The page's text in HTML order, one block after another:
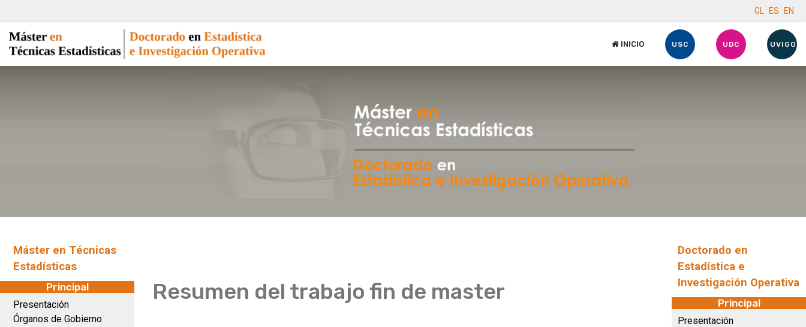
GL ES EN
INICIO USC UDC UVIGO
Máster en Técnicas
Estadísticas
Principal
Presentación
Órganos de Gobierno
Resumen del trabajo fin de master
Doctorado en
Estadística e
Investigación Operativa
Principal
Presentación